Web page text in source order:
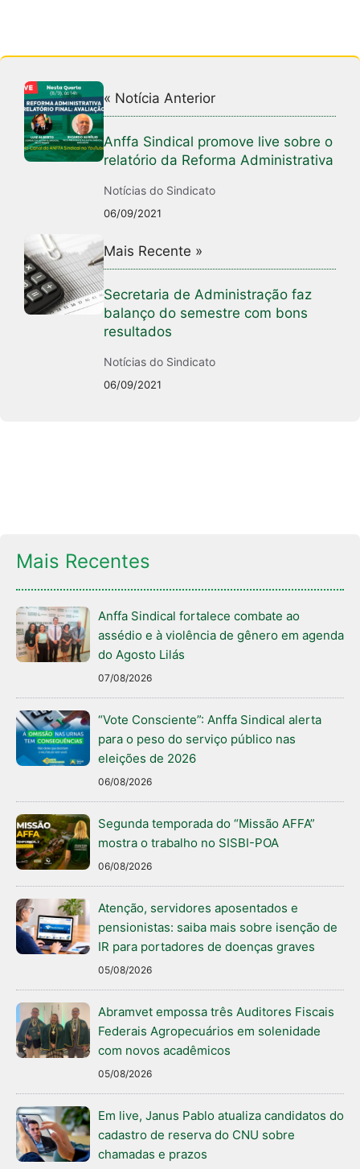
« Notícia Anterior
Anffa Sindical promove live sobre o
relatório da Reforma Administrativa
Notícias do Sindicato
06/09/2021
Mais Recente »
Secretaria de Administração faz
balanço do semestre com bons
resultados
Notícias do Sindicato
06/09/2021
Mais Recentes
Anffa Sindical fortalece combate ao
assédio e à violência de gênero em agenda
do Agosto Lilás
07/08/2026
“Vote Consciente”: Anffa Sindical alerta
para o peso do serviço público nas
eleições de 2026
06/08/2026
Segunda temporada do “Missão AFFA”
mostra o trabalho no SISBI-POA
06/08/2026
Atenção, servidores aposentados e
pensionistas: saiba mais sobre isenção de
IR para portadores de doenças graves
05/08/2026
Abramvet empossa três Auditores Fiscais
Federais Agropecuários em solenidade
com novos acadêmicos
05/08/2026
Em live, Janus Pablo atualiza candidatos do
cadastro de reserva do CNU sobre
chamadas e prazos